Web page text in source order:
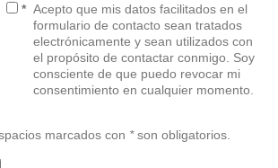
* Acepto que mis datos facilitados en el
formulario de contacto sean tratados
electrónicamente y sean utilizados con
el propósito de contactar conmigo. Soy
consciente de que puedo revocar mi
consentimiento en cualquier momento.
marcados con *son obligatorios.